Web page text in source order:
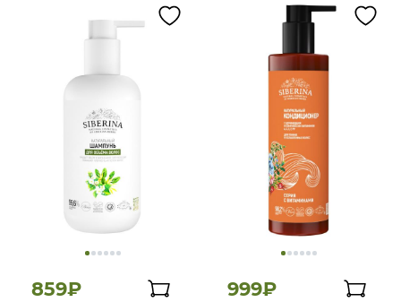
859₽ 999₽